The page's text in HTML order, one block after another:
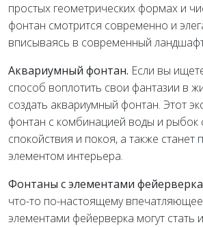
простых геометрических формах и
фонтан смотрится современно и
вписываясь в современный
Аквариумный фонтан. Если вы
способ воплотить свои фантазии в
создать аквариумный фонтан. Этот
фонтан с комбинацией воды и рыбок
спокойствия и покоя, а также станет
элементом интерьера.
Фонтаны с элементами
что-то по-настоящему
элементами фейерверка могут стать